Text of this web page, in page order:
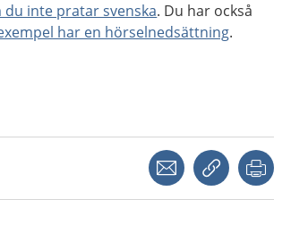
inte pratar svenska. Du har också
har en hörselnedsättning.
Dela via mejlKopiera länk